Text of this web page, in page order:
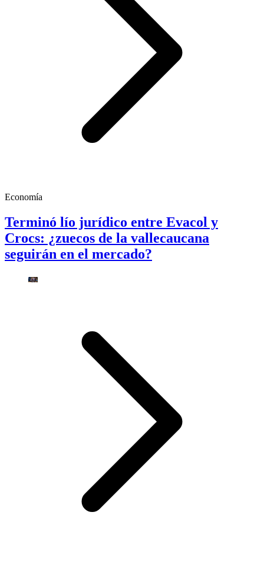
Economía
Terminó lío jurídico entre Evacol y
Crocs: ¿zuecos de la vallecaucana
seguirán en el mercado?